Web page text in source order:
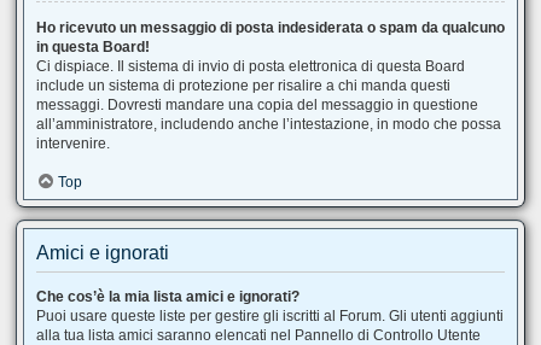
Ho ricevuto un messaggio di posta indesiderata o spam da qualcuno
in questa Board!
Ci dispiace. Il sistema di invio di posta elettronica di questa Board
include un sistema di protezione per risalire a chi manda questi
messaggi. Dovresti mandare una copia del messaggio in questione
all’amministratore, includendo anche l’intestazione, in modo che possa
intervenire.
Top
Amici e ignorati
Che cos’è la mia lista amici e ignorati?
Puoi usare queste liste per gestire gli iscritti al Forum. Gli utenti aggiunti
alla tua lista amici saranno elencati nel Pannello di Controllo Utente